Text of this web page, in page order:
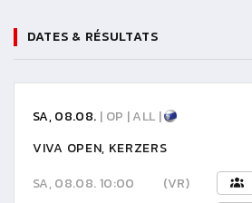
DATES & RÉSULTATS
SA, 08.08. | OP | ALL |
VIVA OPEN, KERZERS
SA, 08.08. 10:00
(VR)